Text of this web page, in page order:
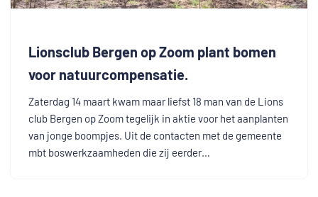
Lionsclub Bergen op Zoom plant bomen
voor natuurcompensatie.
Zaterdag 14 maart kwam maar liefst 18 man van de Lions
club Bergen op Zoom tegelijk in aktie voor het aanplanten
van jonge boompjes. Uit de contacten met de gemeente
mbt boswerkzaamheden die zij eerder…